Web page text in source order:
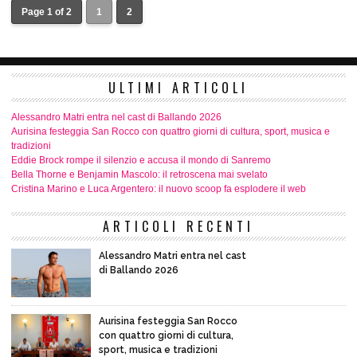
Page 1 of 2 1 2
ULTIMI ARTICOLI
Alessandro Matri entra nel cast di Ballando 2026
Aurisina festeggia San Rocco con quattro giorni di cultura, sport, musica e
tradizioni
Eddie Brock rompe il silenzio e accusa il mondo di Sanremo
Bella Thorne e Benjamin Mascolo: il retroscena mai svelato
Cristina Marino e Luca Argentero: il nuovo scoop fa esplodere il web
ARTICOLI RECENTI
Alessandro Matri entra nel cast
di Ballando 2026
Aurisina festeggia San Rocco
con quattro giorni di cultura,
sport, musica e tradizioni